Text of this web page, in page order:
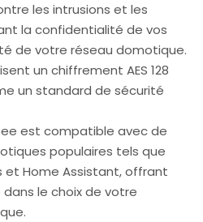
les intrusions et les
la confidentialité de vos
de votre réseau domotique.
un chiffrement AES 128
un standard de sécurité
est compatible avec de
populaires tels que
et Home Assistant, offrant
le choix de votre